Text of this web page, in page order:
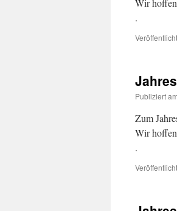
Wir
.
Publiziert am
Zum
Wir
.